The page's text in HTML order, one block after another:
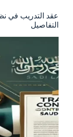
عقد التدريب في
التفاصيل